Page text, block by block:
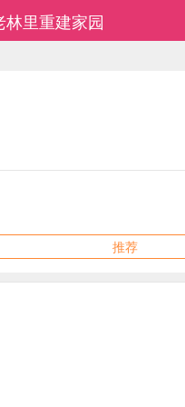
里重建家园
推荐